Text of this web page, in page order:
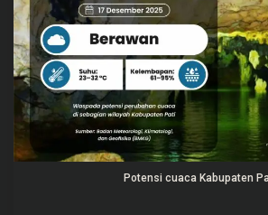
c
a
d
a
b
u
a
Potensi cuaca Kabupaten